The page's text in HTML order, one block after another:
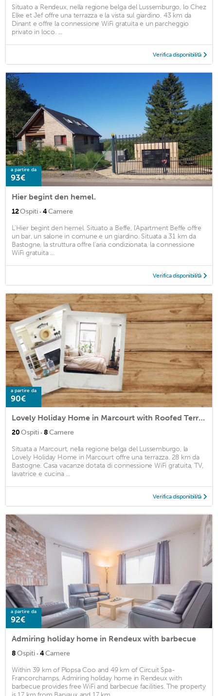
Situato a Rendeux, nella regione belga del Lussemburgo, lo Chez
Elke et Jef offre una terrazza e la vista sul giardino. 43 km da
Dinant e offre la connessione WiFi gratuita e un parcheggio
privato in loco. ...
Verifica disponibilità
a partire da
93€
Hier begint den hemel.
12Ospiti · 4Camere
L'Hier begint den hemel. Situato a Beffe, l'Apartment Beffe offre
un bar, un salone in comune e un giardino. Situata a 31 km da
Bastogne, la struttura offre l'aria condizionata, la connessione
WiFi gratuita ...
Verifica disponibilità
a partire da
90€
Lovely Holiday Home in Marcourt with Roofed Terrace Garden
20Ospiti · 8Camere
Situata a Marcourt, nella regione belga del Lussemburgo, la
Lovely Holiday Home in Marcourt offre una terrazza. 28 km da
Bastogne. Casa vacanze dotata di connessione WiFi gratuita, TV,
lavatrice e cucina ...
Verifica disponibilità
a partire da
92€
Admiring holiday home in Rendeux with barbecue
8Ospiti · 4Camere
Within 39 km of Plopsa Coo and 49 km of Circuit Spa-
Francorchamps, Admiring holiday home in Rendeux with
barbecue provides free WiFi and barbecue facilities. The property